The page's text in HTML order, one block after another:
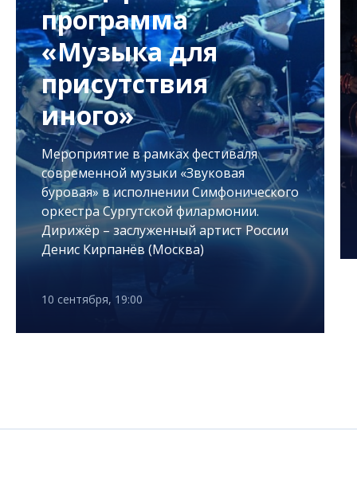
программа
«Музыка для
присутствия
иного»
Мероприятие в рамках фестиваля
современной музыки «Звуковая
буровая» в исполнении Симфонического
оркестра Сургутской филармонии.
Дирижёр – заслуженный артист России
Денис Кирпанёв (Москва)
10 сентября, 19:00